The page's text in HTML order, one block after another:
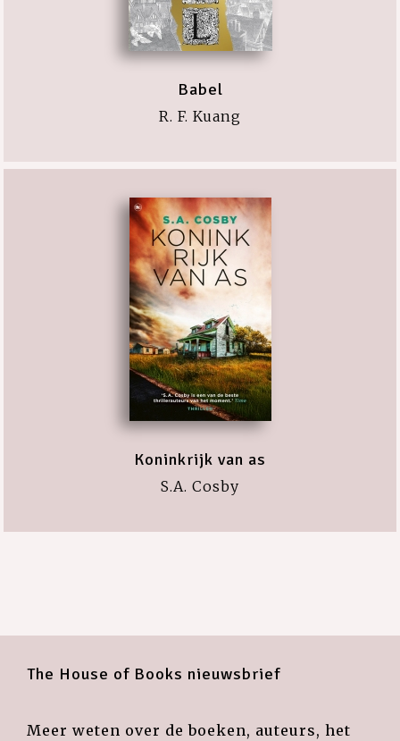
Babel
R. F. Kuang
Koninkrijk van as
S.A. Cosby
The House of Books nieuwsbrief
Meer weten over de boeken, auteurs, het